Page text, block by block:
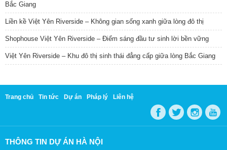
Bắc Giang
Liền kề Việt Yên Riverside – Không gian sống xanh giữa lòng đô thị
Shophouse Việt Yên Riverside – Điểm sáng đầu tư sinh lời bền vững
Việt Yên Riverside – Khu đô thị sinh thái đẳng cấp giữa lòng Bắc Giang
Trang chủ Tin tức Dự án Pháp lý Liên hệ
THÔNG TIN DỰ ÁN HÀ NỘI